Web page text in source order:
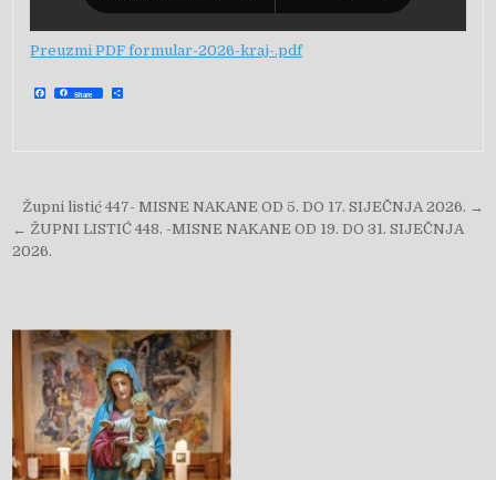
Preuzmi PDF formular-2026-kraj-.pdf
F
a Share
Navigacija objava
Župni listić 447- MISNE NAKANE OD 5. DO 17. SIJEČNJA 2026. →
← ŽUPNI LISTIĆ 448. -MISNE NAKANE OD 19. DO 31. SIJEČNJA
2026.